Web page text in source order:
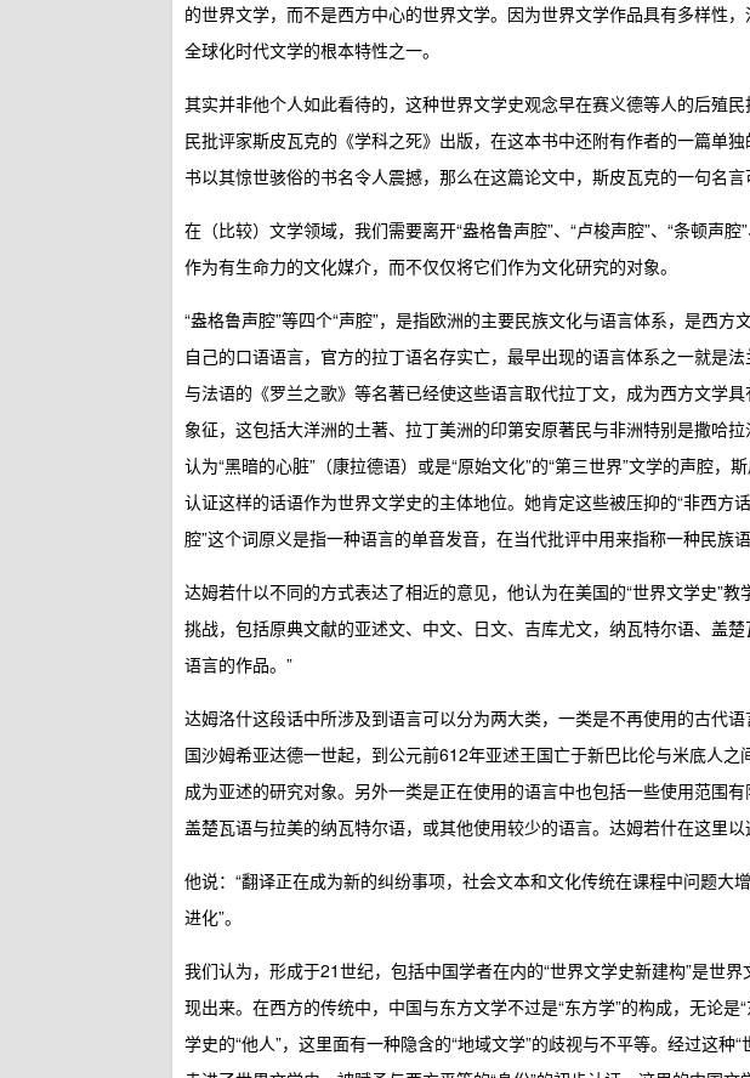
的世界文学，而不是西方中心的世界文学。因为世界文学作品具有多样性
全球化时代文学的根本特性之一。
其实并非他个人如此看待的，这种世界文学史观念早在赛义德等人的后殖
民批评家斯皮瓦克的《学科之死》出版，在这本书中还附有作者的一篇单
书以其惊世骇俗的书名令人震撼，那么在这篇论文中，斯皮瓦克的一句名言
在（比较）文学领域，我们需要离开“盎格鲁声腔”、“卢梭声腔”、“条顿声
作为有生命力的文化媒介，而不仅仅将它们作为文化研究的对象。
“盎格鲁声腔”等四个“声腔”，是指欧洲的主要民族文化与语言体系，是西
自己的口语语言，官方的拉丁语名存实亡，最早出现的语言体系之一就是
与法语的《罗兰之歌》等名著已经使这些语言取代拉丁文，成为西方文学具
象征，这包括大洋洲的土著、拉丁美洲的印第安原著民与非洲特别是撒哈
认为“黑暗的心脏”（康拉德语）或是“原始文化”的“第三世界”文学的声腔，
认证这样的话语作为世界文学史的主体地位。她肯定这些被压抑的“非西方
腔”这个词原义是指一种语言的单音发音，在当代批评中用来指称一种民族
达姆若什以不同的方式表达了相近的意见，他认为在美国的“世界文学史”
挑战，包括原典文献的亚述文、中文、日文、吉库尤文，纳瓦特尔语、盖
语言的作品。”
达姆洛什这段话中所涉及到语言可以分为两大类，一类是不再使用的古代
国沙姆希亚达德一世起，到公元前612年亚述王国亡于新巴比伦与米底人之
成为亚述的研究对象。另外一类是正在使用的语言中也包括一些使用范围
盖楚瓦语与拉美的纳瓦特尔语，或其他使用较少的语言。达姆若什在这里以
他说：“翻译正在成为新的纠纷事项，社会文本和文化传统在课程中问题大
进化”。
我们认为，形成于21世纪，包括中国学者在内的“世界文学史新建构”是世
现出来。在西方的传统中，中国与东方文学不过是“东方学”的构成，无论
学史的“他人”，这里面有一种隐含的“地域文学”的歧视与不平等。经过这种